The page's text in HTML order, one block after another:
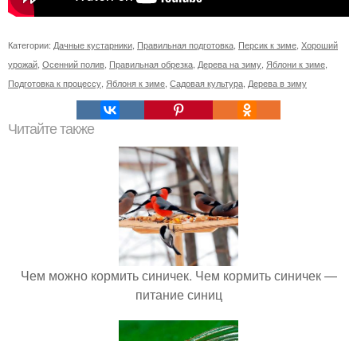
Категории: Дачные кустарники Правильная подготовка Персик к зиме Хороший
урожай Осенний полив Правильная обрезка Дерева на зиму Яблони к зиме
Подготовка к процессу Яблоня к зиме Садовая культура Дерева в зиму
Читайте также
Чем можно кормить синичек. Чем кормить синичек —
питание синиц